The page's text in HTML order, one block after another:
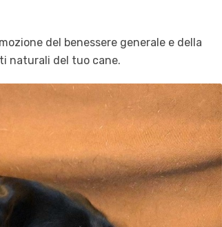
del benessere generale e della
naturali del tuo cane.